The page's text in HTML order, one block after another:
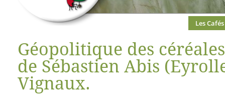
Les Cafés
Géopolitique des
de Sébastien Abis
Vignaux.